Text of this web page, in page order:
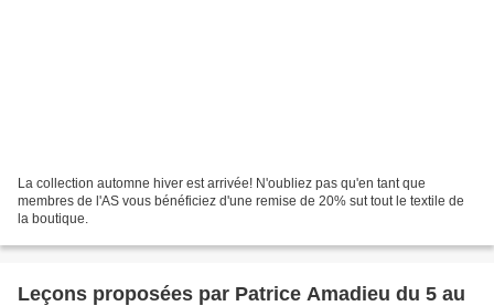
La collection automne hiver est arrivée! N'oubliez pas qu'en tant que
membres de l'AS vous bénéficiez d'une remise de 20% sut tout le textile de
la boutique.
Leçons proposées par Patrice Amadieu du 5 au